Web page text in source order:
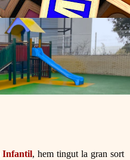
Infantil, hem tingut la gran sort